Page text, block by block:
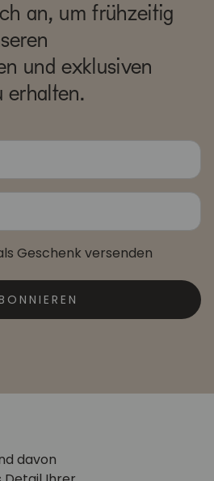
an, um frühzeitig
und exklusiven
erhalten.
Geschenk versenden
davon